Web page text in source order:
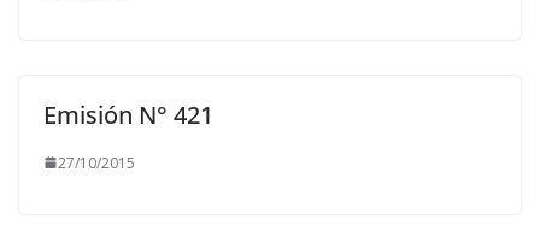
Emisión N° 421
27/10/2015